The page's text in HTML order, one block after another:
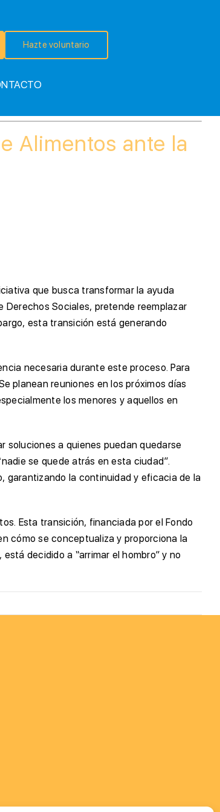
Hazte voluntario
Alimentos ante la
que busca transformar la ayuda
Derechos Sociales, pretende reemplazar
esta transición está generando
necesaria durante este proceso. Para
planean reuniones en los próximos días
los menores y aquellos en
soluciones a quienes puedan quedarse
se quede atrás en esta ciudad”.
garantizando la continuidad y eficacia de la
Esta transición, financiada por el Fondo
cómo se conceptualiza y proporciona la
decidido a “arrimar el hombro” y no